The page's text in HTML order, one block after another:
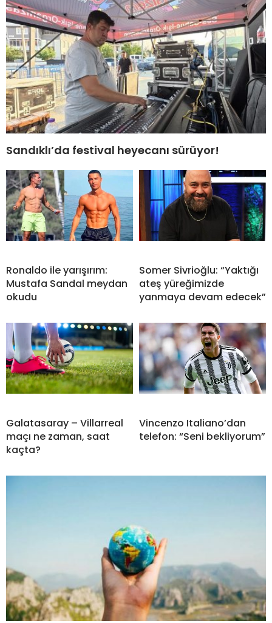
Sandıklı’da festival heyecanı sürüyor!
Ronaldo ile yarışırım:
Mustafa Sandal meydan
okudu
Somer Sivrioğlu: “Yaktığı
ateş yüreğimizde
yanmaya devam edecek”
Galatasaray – Villarreal
maçı ne zaman, saat
kaçta?
Vincenzo Italiano’dan
telefon: “Seni bekliyorum”